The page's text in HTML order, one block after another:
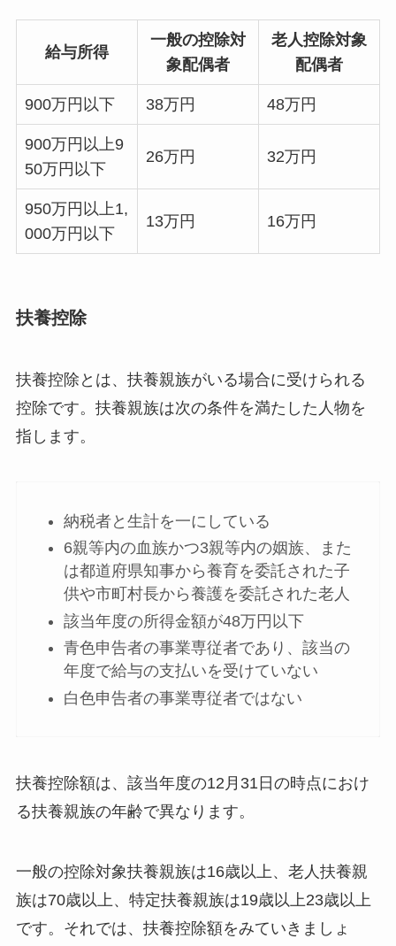
給与所得
一般の控除対
象配偶者
老人控除対象
配偶者
900万円以下 38万円 48万円
900万円以上9
50万円以下
26万円 32万円
950万円以上1,
000万円以下
13万円 16万円
扶養控除
扶養控除とは、扶養親族がいる場合に受けられる
控除です。扶養親族は次の条件を満たした人物を
指します。
納税者と生計を一にしている
6親等内の血族かつ3親等内の姻族、また
は都道府県知事から養育を委託された子
供や市町村長から養護を委託された老人
該当年度の所得金額が48万円以下
青色申告者の事業専従者であり、該当の
年度で給与の支払いを受けていない
白色申告者の事業専従者ではない
扶養控除額は、該当年度の12月31日の時点におけ
る扶養親族の年齢で異なります。
一般の控除対象扶養親族は16歳以上、老人扶養親
族は70歳以上、特定扶養親族は19歳以上23歳以上
です。それでは、扶養控除額をみていきましょ